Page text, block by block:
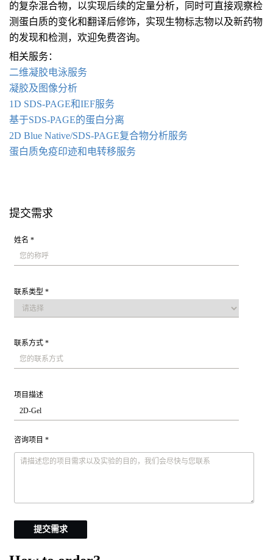
的复杂混合物，以实现后续的定量分析，同时可直接观察检
测蛋白质的变化和翻译后修饰，实现生物标志物以及新药物
的发现和检测，欢迎免费咨询。
相关服务：
二维凝胶电泳服务
凝胶及图像分析
1D SDS-PAGE和IEF服务
基于SDS-PAGE的蛋白分离
2D Blue Native/SDS-PAGE复合物分析服务
蛋白质免疫印迹和电转移服务
提交需求
姓名 *
联系类型 *
联系方式 *
项目描述
咨询项目 *
提交需求